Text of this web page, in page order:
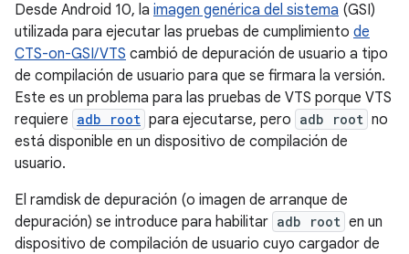
Desde Android 10, la imagen genérica del sistema (GSI)
utilizada para ejecutar las pruebas de cumplimiento de
CTS-on-GSI/VTS cambió de depuración de usuario a tipo
de compilación de usuario para que se firmara la versión.
Este es un problema para las pruebas de VTS porque VTS
requiere adb root para ejecutarse, pero adb root no
está disponible en un dispositivo de compilación de
usuario.
El ramdisk de depuración (o imagen de arranque de
depuración) se introduce para habilitar adb root en un
dispositivo de compilación de usuario cuyo cargador de